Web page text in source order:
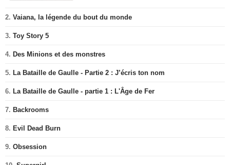
2. Vaiana, la légende du bout du monde
3. Toy Story 5
4. Des Minions et des monstres
5. La Bataille de Gaulle - Partie 2 : J’écris ton nom
6. La Bataille de Gaulle - partie 1 : L'Âge de Fer
7. Backrooms
8. Evil Dead Burn
9. Obsession